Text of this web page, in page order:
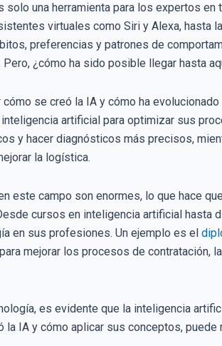
solo una herramienta para los expertos
virtuales como Siri y Alexa,
preferencias y patrones de
¿cómo ha sido posible llegar hasta
se creó la IA y cómo ha
artificial para optimizar sus
y hacer diagnósticos más precisos,
la logística.
este campo son enormes, lo que hace
cursos en inteligencia artificial hasta
en sus profesiones. Un ejemplo es el
mejorar los procesos de
es evidente que la inteligencia
IA y cómo aplicar sus conceptos,